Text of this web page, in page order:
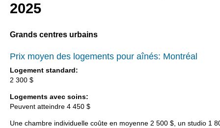
2025
Grands centres urbains
Prix moyen des logements pour aînés: Montréal
Logement standard:
2 300 $
Logements avec soins:
Peuvent atteindre 4 450 $
Une chambre individuelle coûte en moyenne 2 500 $, un studio 1